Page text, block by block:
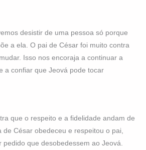
desistir de uma pessoa só porque
a ela. O pai de César foi muito contra
Isso nos encoraja a continuar a
a confiar que Jeová pode tocar
que o respeito e a fidelidade andam de
de César obedeceu e respeitou o pai,
pedido que desobedessem ao Jeová.